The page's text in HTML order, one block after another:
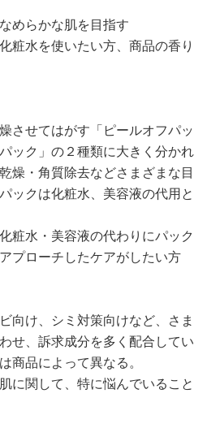
めらかな肌を目指す
粧水を使いたい方、商品の香り
させてはがす「ピールオフパッ
ック」の２種類に大きく分かれ
燥・角質除去などさまざまな目
ックは化粧水、美容液の代用と
粧水・美容液の代わりにパック
プローチしたケアがしたい方
向け、シミ対策向けなど、さま
せ、訴求成分を多く配合してい
商品によって異なる。
に関して、特に悩んでいること